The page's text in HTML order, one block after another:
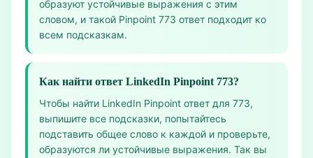
образуют устойчивые выражения с этим
словом, и такой Pinpoint 773 ответ подходит ко
всем подсказкам.
Как найти ответ LinkedIn Pinpoint 773?
Чтобы найти LinkedIn Pinpoint ответ для 773,
выпишите все подсказки, попытайтесь
подставить общее слово к каждой и проверьте,
образуются ли устойчивые выражения. Так вы